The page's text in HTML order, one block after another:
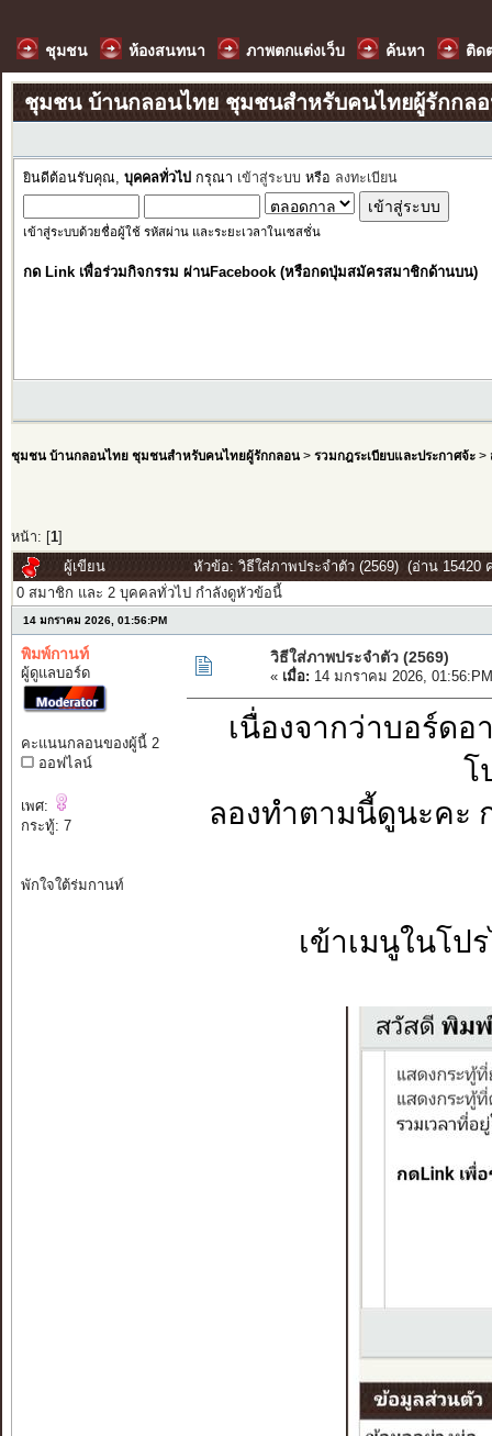
ชุมชน ห้องสนทนา ภาพตกแต่งเว็บ ค้นหา ติด
ชุมชน บ้านกลอนไทย ชุมชนสำหรับคนไทยผู้รักกล
ยินดีต้อนรับคุณ, บุคคลทั่วไป กรุณา เข้าสู่ระบบ หรือ ลงทะเบียน
เข้าสู่ระบบด้วยชื่อผู้ใช้ รหัสผ่าน และระยะเวลาในเซสชั่น
กด Link เพื่อร่วมกิจกรรม ผ่านFacebook (หรือกดปุ่มสมัครสมาชิกด้านบน)
ชุมชน บ้านกลอนไทย ชุมชนสำหรับคนไทยผู้รักกลอน> รวมกฎระเบียบและประกาศจ้ะ>
หน้า: [ 1]
ผู้เขียน
หัวข้อ: วิธีใส่ภาพประจำตัว (2569) (อ่าน 15420
0 สมาชิก และ 2 บุคคลทั่วไป กำลังดูหัวข้อนี้
14 มกราคม 2026, 01:56:PM
พิมพ์กานท์
ผู้ดูแลบอร์ด
คะแนนกลอนของผู้นี้ 2
ออฟไลน์
เพศ:
กระทู้: 7
พักใจใต้ร่มกานท์
วิธีใส่ภาพประจำตัว (2569)
« เมื่อ: 14 มกราคม 2026,
เนื่องจากว่าบอร์ดอ
โ
ลองทำตามนี้ดูนะคะ
เข้าเมนูในโป